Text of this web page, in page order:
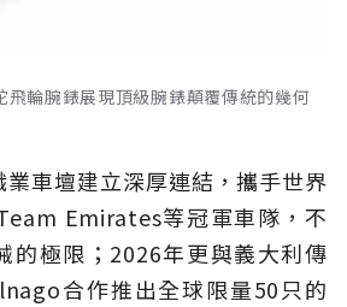
輪腕錶展現頂級腕錶顛覆傳統的幾何
車壇建立深厚連結，攜手世界
Emirates等冠軍車隊，不
的極限；2026年更與義大利傳
合作推出全球限量50只的